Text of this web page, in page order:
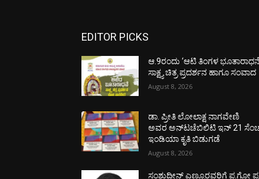
EDITOR PICKS
ಆ.9ರಂದು ‘ಆಟಿ ತಿಂಗಳ
ಸಾಕ್ಷ್ಯ ಚಿತ್ರ ಪ್ರದರ್ಶನ ಹಾಗೂ ಸಂವಾದ
August 8, 2026
ಡಾ. ಪ್ರೀತಿ ಲೋಲಾಕ್ಷ ನಾಗವೇಣಿ
ಅವರ ಅನ್‌ಟಚೆಬಿಲಿಟಿ ಇನ್ 21
ಇಂಡಿಯಾ ಕೃತಿ ಬಿಡುಗಡೆ
August 8, 2026
ಸಂಶುದ್ಧೀನ್ ಎಣ್ಮೂರವರಿಗೆ ಪ.ಗೋ